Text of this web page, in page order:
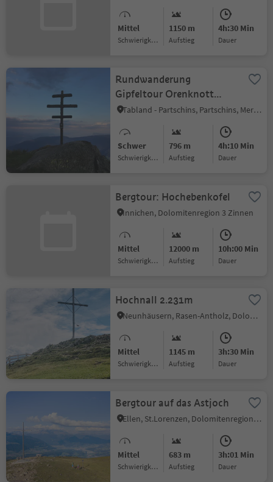
Mittel
Schwierigkeitsgrad
1150 m
Aufstieg
4h:30 Min
Dauer
Rundwanderung
Gipfeltour Orenknott
(2.258 m)
Tabland - Partschins, Partschins, Meran und Umgebung
Schwer
Schwierigkeitsgrad
796 m
Aufstieg
4h:10 Min
Dauer
Bergtour: Hochebenkofel
Innichen, Dolomitenregion 3 Zinnen
Mittel
Schwierigkeitsgrad
12000 m
Aufstieg
10h:00 Min
Dauer
Hochnall 2.231m
Neunhäusern, Rasen-Antholz, Dolomitenregion Kronplatz
Mittel
Schwierigkeitsgrad
1145 m
Aufstieg
3h:30 Min
Dauer
Bergtour auf das Astjoch
Ellen, St.Lorenzen, Dolomitenregion Kronplatz
Mittel
Schwierigkeitsgrad
683 m
Aufstieg
3h:01 Min
Dauer